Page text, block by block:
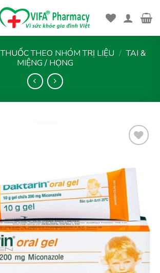
THUỐC THEO NHÓM TRỊ LIỆU / TAI &
MIỆNG / HỌNG